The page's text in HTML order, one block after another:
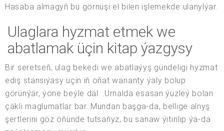
Hasaba almagyň bu görnüşi el bilen işlemekde ulanylýar.
Ulaglara hyzmat etmek we
abatlamak üçin kitap ýazgysy
Bir seretseň, ulag bekedi we abatlaýyş gündeligi hyzmat
ediş stansiýasy üçin iň oňat warianty ýaly bolup
görünýär, ýöne beýle däl. .Urnalda esasan ýüzleý bolan
çäkli maglumatlar bar. Mundan başga-da, bellige alnyş
şertlerini göz öňünde tutsaňyz, bu sanaw ýitirilip ýa-da